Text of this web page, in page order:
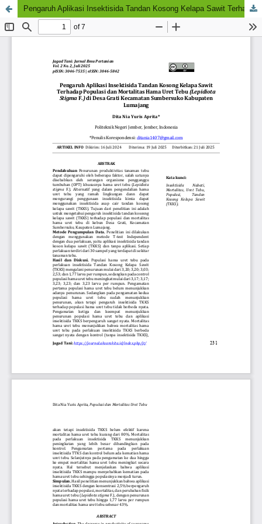
Pengaruh Aplikasi Insektisida Tandan Kosong Kelapa Sawit Terhadap Populasi dan Mortalitas Hama Uret Tebu (Lepidiota Stigma F.) di Desa Grati Kecamatan Sumbersuko Kabupaten Lumajang